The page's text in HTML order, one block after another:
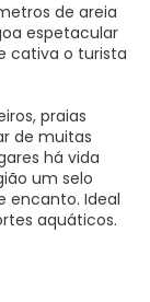
de areia
espetacular
cativa o turista
praias
de muitas
há vida
um selo
encanto. Ideal
aquáticos.